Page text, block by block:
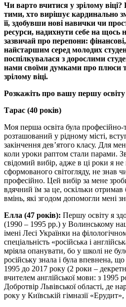
Чи варто вчитися у зрілому
тими, хто вирішує кардинально
її, здобувши нові навички чи
ресурси, надихнути себе на
зазвичай про перепони:
найстаршим серед молодих
поспілкувалася з дорослими
нами своїми думками про плюси
зрілому віці.
Розкажіть про вашу першу освіту
Тарас (40 років)
Моя перша освіта була професійно-
розташований у рідному місті,
закінчення дев’ятого класу. Для
коли уроки раптом стали парами.
свідомий вибір, адже в ці роки я не
сформованого світогляду, не знав
професійно. Цей вибір за мене
вдячний їм за це, оскільки
вмінь, які згодом допомогли мені
Елла (47 років): Першу освіту я
(1990 – 1995 рр.) у Волинському
імені Лесі Українки на
спеціальність «російська і
мріяла опанувати, бо у школі не
російську знала і була впевнена,
1995 до 2017 року (2 роки –
вчителем англійської мови: з 1995
Добротвір Львівської області, де
року у Київській гімназії